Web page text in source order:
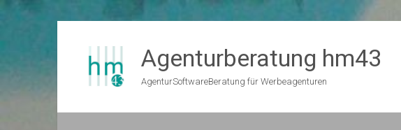
springen
Agenturberatung hm43
AgenturSoftwareBeratung für Werbeagenturen